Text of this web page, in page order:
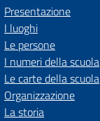
Presentazione
I luoghi
Le persone
I numeri della scuola
Le carte della scuola
Organizzazione
La storia